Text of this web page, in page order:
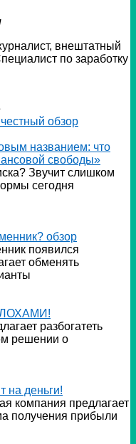
внештатный
по заработку
названием: что
свободы»
Звучит слишком
сегодня
обзор
появился
обменять
ЛОХАМИ!
разбогатеть
решении о
на деньги!
компания предлагает
получения прибыли